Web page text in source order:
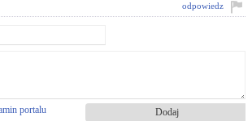
odpowiedz
portalu